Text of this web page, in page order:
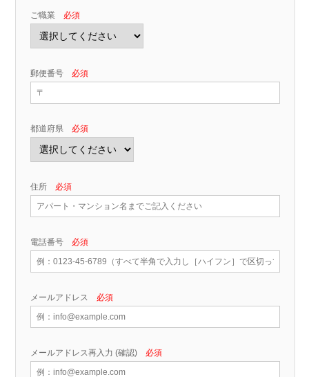
ご職業 必須
郵便番号 必須
都道府県 必須
住所 必須
電話番号 必須
メールアドレス 必須
メールアドレス再入力 (確認) 必須